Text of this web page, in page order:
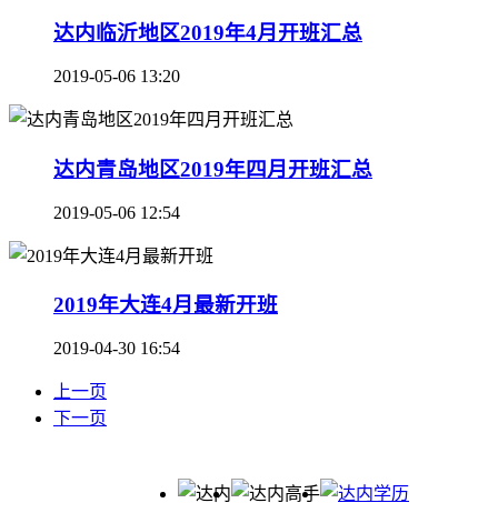
达内临沂地区2019年4月开班汇总
2019-05-06 13:20
达内青岛地区2019年四月开班汇总
2019-05-06 12:54
2019年大连4月最新开班
2019-04-30 16:54
上一页
下一页